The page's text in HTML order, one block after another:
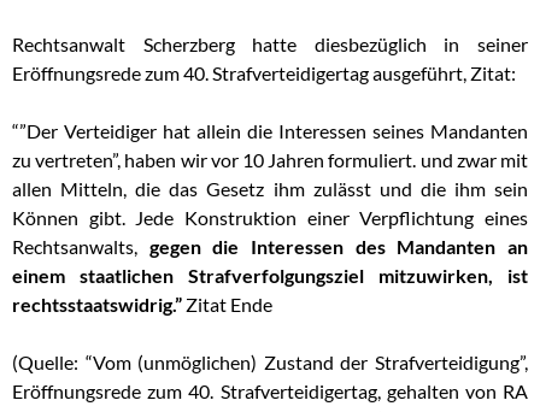
Rechtsanwalt Scherzberg hatte diesbezüglich in seiner
Eröffnungsrede zum 40. Strafverteidigertag ausgeführt, Zitat:
“”Der Verteidiger hat allein die Interessen seines Mandanten
zu vertreten”, haben wir vor 10 Jahren formuliert. und zwar mit
allen Mitteln, die das Gesetz ihm zulässt und die ihm sein
Können gibt. Jede Konstruktion einer Verpflichtung eines
Rechtsanwalts, gegen die Interessen des Mandanten an
einem staatlichen Strafverfolgungsziel mitzuwirken, ist
rechtsstaatswidrig.” Zitat Ende
(Quelle: “Vom (unmöglichen) Zustand der Strafverteidigung”,
Eröffnungsrede zum 40. Strafverteidigertag, gehalten von RA